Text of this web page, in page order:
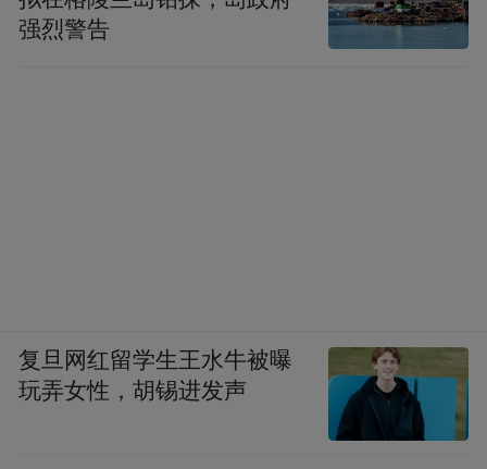
强烈警告
复旦网红留学生王水牛被曝
玩弄女性，胡锡进发声